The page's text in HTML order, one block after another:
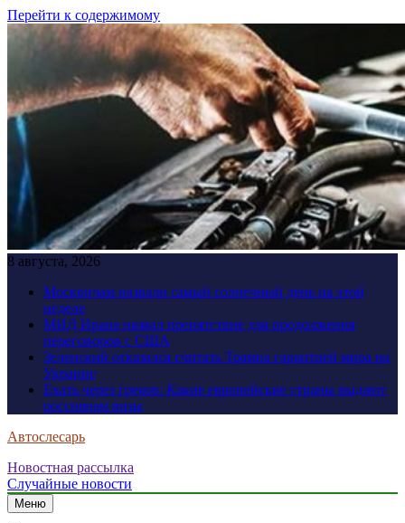
Перейти к содержимому
8 августа, 2026
Москвичам назвали самый солнечный день на этой
неделе
МИД Ирана назвал препятствие для продолжения
переговоров с США
Зеленский отказался считать Трампа гарантией мира на
Украине
Ехать через греков: Какие европейские страны выдают
россиянам визы
Автослесарь
Новостная рассылка
Случайные новости
Меню